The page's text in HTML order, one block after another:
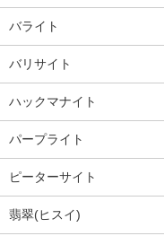
バライト
バリサイト
ハックマナイト
パープライト
ピーターサイト
翡翠(ヒスイ)